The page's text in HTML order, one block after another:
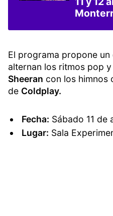
El programa propone
alternan los ritmos pop
Sheeran con los himnos
de Coldplay.
Fecha: Sábado 11 de
Lugar: Sala